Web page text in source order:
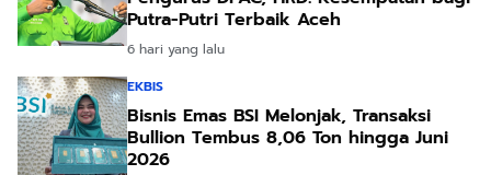
Putra-Putri Terbaik Aceh
6 hari yang lalu
EKBIS
Bisnis Emas BSI Melonjak, Transaksi
Bullion Tembus 8,06 Ton hingga Juni
2026